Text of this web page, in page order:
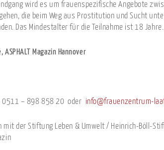
wird es um frauenspezifische Angebote
die beim Weg aus Prostitution und Sucht
Das Mindestalter für die Teilnahme ist 18 Jahre.
ASPHALT Magazin Hannover
0511 – 898 858 20 oder info@frauenzentrum-
mit der Stiftung Leben & Umwelt / Heinrich-Böll-